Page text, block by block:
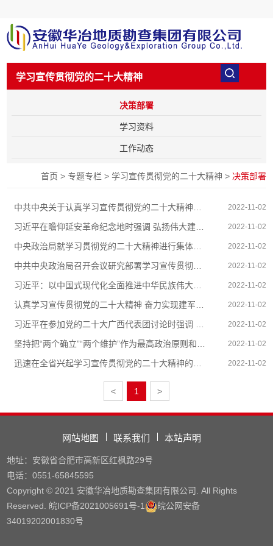
学习宣传贯彻党的二十大精神
决策部署
学习资料
工作动态
首页 > 专题专栏 > 学习宣传贯彻党的二十大精神 > 决策部署
2022-11-02
中共中央关于认真学习宣传贯彻党的二十大精神的决定
2022-11-02
习近平在瞻仰延安革命纪念地时强调 弘扬伟大建党精神和...
2022-11-02
中央政治局就学习贯彻党的二十大精神进行集体学习
2022-11-02
中共中央政治局召开会议研究部署学习宣传贯彻党的二十...
2022-11-02
习近平：以中国式现代化全面推进中华民族伟大复兴
2022-11-02
认真学习宣传贯彻党的二十大精神 奋力实现建军一百年奋...
2022-11-02
习近平在参加党的二十大广西代表团讨论时强调 心往一处...
2022-11-02
坚持把“两个确立”“两个维护”作为最高政治原则和根本政...
2022-11-02
迅速在全省兴起学习宣传贯彻党的二十大精神的热潮 踔厉...
< 1 >
网站地图 联系我们 本站声明
地址：安徽省合肥市高新区红枫路29号
电话：0551-65845595
Copyright © 2021 安徽华冶地质勘查集团有限公司. All Rights
Reserved. 皖ICP备2021005691号-1
皖公网安备
34019202001830号